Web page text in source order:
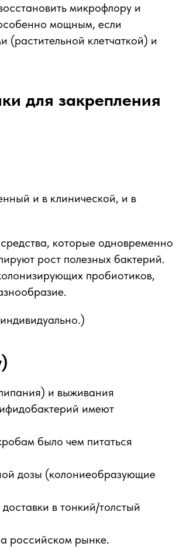
микрофлору и
мощным, если
клетчаткой) и
для закрепления
и в клинической, и в
которые одновременно
рост полезных бактерий.
пробиотиков,
и выживания
имеют
было чем питаться
дозы (колониеобразующие
в тонкий/толстый
российском рынке.